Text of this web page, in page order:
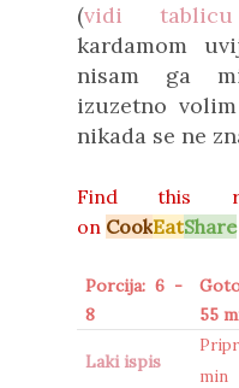
(vidi tablicu
kardamom
nisam ga
izuzetno
nikada se ne
Find this
on CookEatShare
Porcija: 6 -
8
55
Laki ispis
min